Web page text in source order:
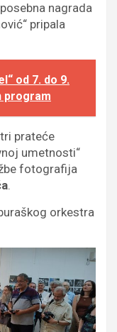
nagrada
pripala
od 7. do 9.
program
prateće
umetnosti“
fotografija
.
orkestra